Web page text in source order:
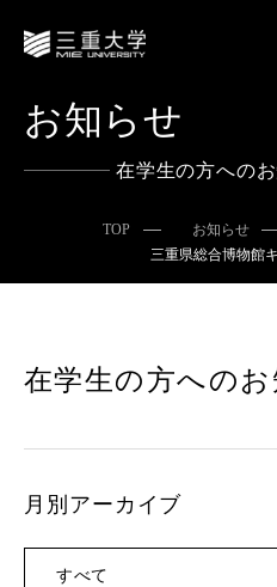
お知らせ
在学生の方への
TOP お知らせ
三重県総合博物館
在学生の方へのお
月別アーカイブ
すべて